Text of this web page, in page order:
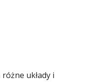
układy i